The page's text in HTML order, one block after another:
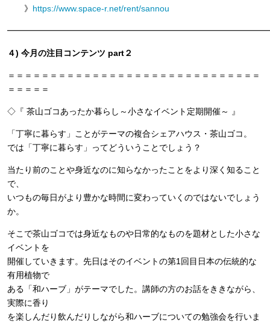
》 https://www.space-r.net/rent/sannou
４) 今月の注目コンテンツ part２
＝＝＝＝＝＝＝＝＝＝＝＝＝＝＝＝＝＝＝＝＝＝＝＝＝＝＝＝＝＝
＝＝＝＝＝
◇『 茶山ゴコあったか暮らし～小さなイベント定期開催～ 』
「丁寧に暮らす」ことがテーマの複合シェアハウス・茶山ゴコ。
では「丁寧に暮らす」ってどういうことでしょう？
当たり前のことや身近なのに知らなかったことをより深く知ること
で、
いつもの毎日がより豊かな時間に変わっていくのではないでしょう
か。
そこで茶山ゴコでは身近なものや日常的なものを題材とした小さな
イベントを
開催していきます。先日はそのイベントの第1回目日本の伝統的な
有用植物で
ある「和ハーブ」がテーマでした。講師の方のお話をききながら、
実際に香り
を楽しんだり飲んだりしながら和ハーブについての勉強会を行いま